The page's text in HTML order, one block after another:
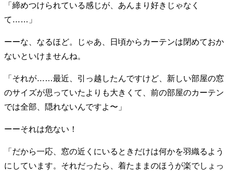
マインドセット
重圧との向き合い方
40代からの景色 50代のリアル
美しさの哲学
パートナーとの歩み方
熱狂できるもの
70代のグランドデザイン
「締めつけられている感じが、あんまり好きじゃなく
て……」
ーーな、なるほど。じゃあ、日頃からカーテンは閉めておか
ないといけませんね。
「それが……最近、引っ越したんですけど、新しい部屋の窓
のサイズが思っていたよりも大きくて、前の部屋のカーテン
では全部、隠れないんですよ〜」
ーーそれは危ない！
「だから一応、窓の近くにいるときだけは何かを羽織るよう
にしています。それだったら、着たままのほうが楽でしょっ